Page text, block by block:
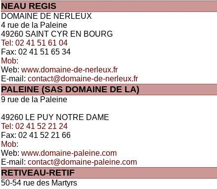
NEAU REGIS
DOMAINE DE NERLEUX
4 rue de la Paleine
49260 SAINT CYR EN BOURG
Tel: 02 41 51 61 04
Fax: 02 41 51 65 34
Mob:
Web: www.domaine-de-nerleux.fr
E-mail: contact@domaine-de-nerleux.fr
PALEINE (SAS DOMAINE DE LA)
9 rue de la Paleine
49260 LE PUY NOTRE DAME
Tel: 02 41 52 21 24
Fax: 02 41 52 21 66
Mob:
Web: www.domaine-paleine.com
E-mail: contact@domaine-paleine.com
RETIVEAU-RETIF
50-54 rue des Martyrs